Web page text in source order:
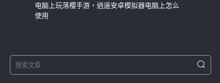
电脑上玩落樱手游，逍遥安卓模拟器电脑上怎么
使用
e
S
e